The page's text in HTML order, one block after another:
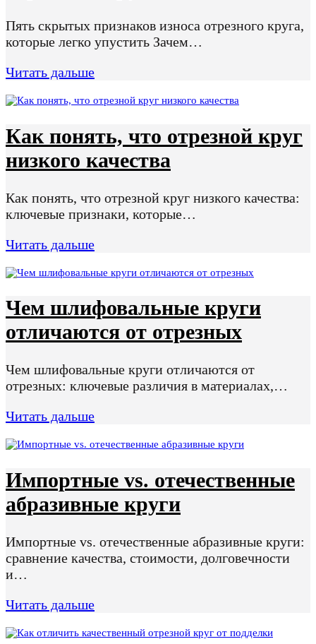
Пять скрытых признаков износа отрезного круга,
которые легко упустить Зачем…
Читать дальше
Как понять, что отрезной круг
низкого качества
Как понять, что отрезной круг низкого качества:
ключевые признаки, которые…
Читать дальше
Чем шлифовальные круги
отличаются от отрезных
Чем шлифовальные круги отличаются от
отрезных: ключевые различия в материалах,…
Читать дальше
Импортные vs. отечественные
абразивные круги
Импортные vs. отечественные абразивные круги:
сравнение качества, стоимости, долговечности
и…
Читать дальше